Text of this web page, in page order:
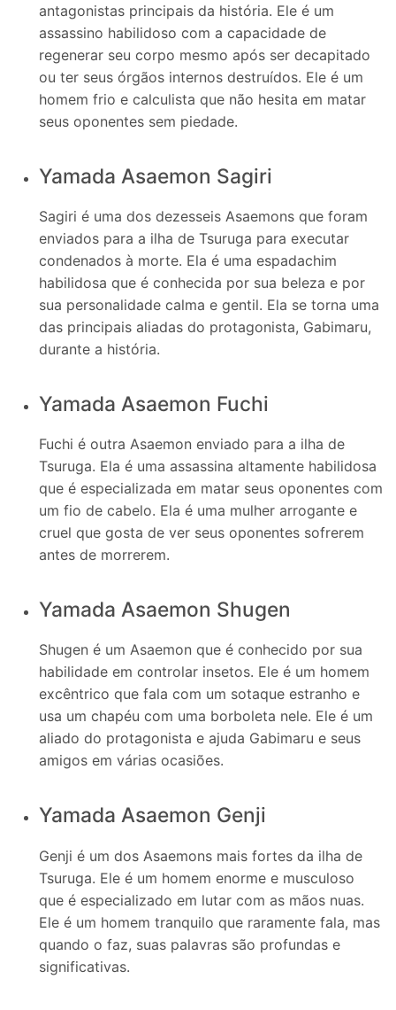
antagonistas principais da história. Ele é um
assassino habilidoso com a capacidade de
regenerar seu corpo mesmo após ser decapitado
ou ter seus órgãos internos destruídos. Ele é um
homem frio e calculista que não hesita em matar
seus oponentes sem piedade.
Yamada Asaemon Sagiri
Sagiri é uma dos dezesseis Asaemons que foram
enviados para a ilha de Tsuruga para executar
condenados à morte. Ela é uma espadachim
habilidosa que é conhecida por sua beleza e por
sua personalidade calma e gentil. Ela se torna uma
das principais aliadas do protagonista, Gabimaru,
durante a história.
Yamada Asaemon Fuchi
Fuchi é outra Asaemon enviado para a ilha de
Tsuruga. Ela é uma assassina altamente habilidosa
que é especializada em matar seus oponentes com
um fio de cabelo. Ela é uma mulher arrogante e
cruel que gosta de ver seus oponentes sofrerem
antes de morrerem.
Yamada Asaemon Shugen
Shugen é um Asaemon que é conhecido por sua
habilidade em controlar insetos. Ele é um homem
excêntrico que fala com um sotaque estranho e
usa um chapéu com uma borboleta nele. Ele é um
aliado do protagonista e ajuda Gabimaru e seus
amigos em várias ocasiões.
Yamada Asaemon Genji
Genji é um dos Asaemons mais fortes da ilha de
Tsuruga. Ele é um homem enorme e musculoso
que é especializado em lutar com as mãos nuas.
Ele é um homem tranquilo que raramente fala, mas
quando o faz, suas palavras são profundas e
significativas.